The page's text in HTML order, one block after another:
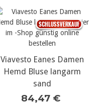
Viavesto Eanes Damen
Hemd Bluse langarm
sand
84,47 €